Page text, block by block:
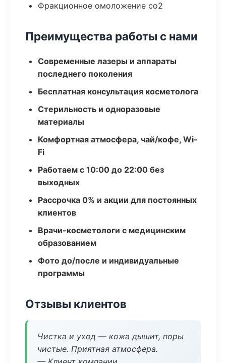
Фракционное омоложение co2
Преимущества работы с нами
Современные лазеры и аппараты
последнего поколения
Бесплатная консультация косметолога
Стерильность и одноразовые
материалы
Комфортная атмосфера, чай/кофе, Wi-
Fi
Работаем с 10:00 до 22:00 без
выходных
Рассрочка 0% и акции для постоянных
клиентов
Врачи-косметологи с медицинским
образованием
Фото до/после и индивидуальные
программы
Отзывы клиентов
Чистка и уход — кожа дышит, поры
чистые. Приятная атмосфера.